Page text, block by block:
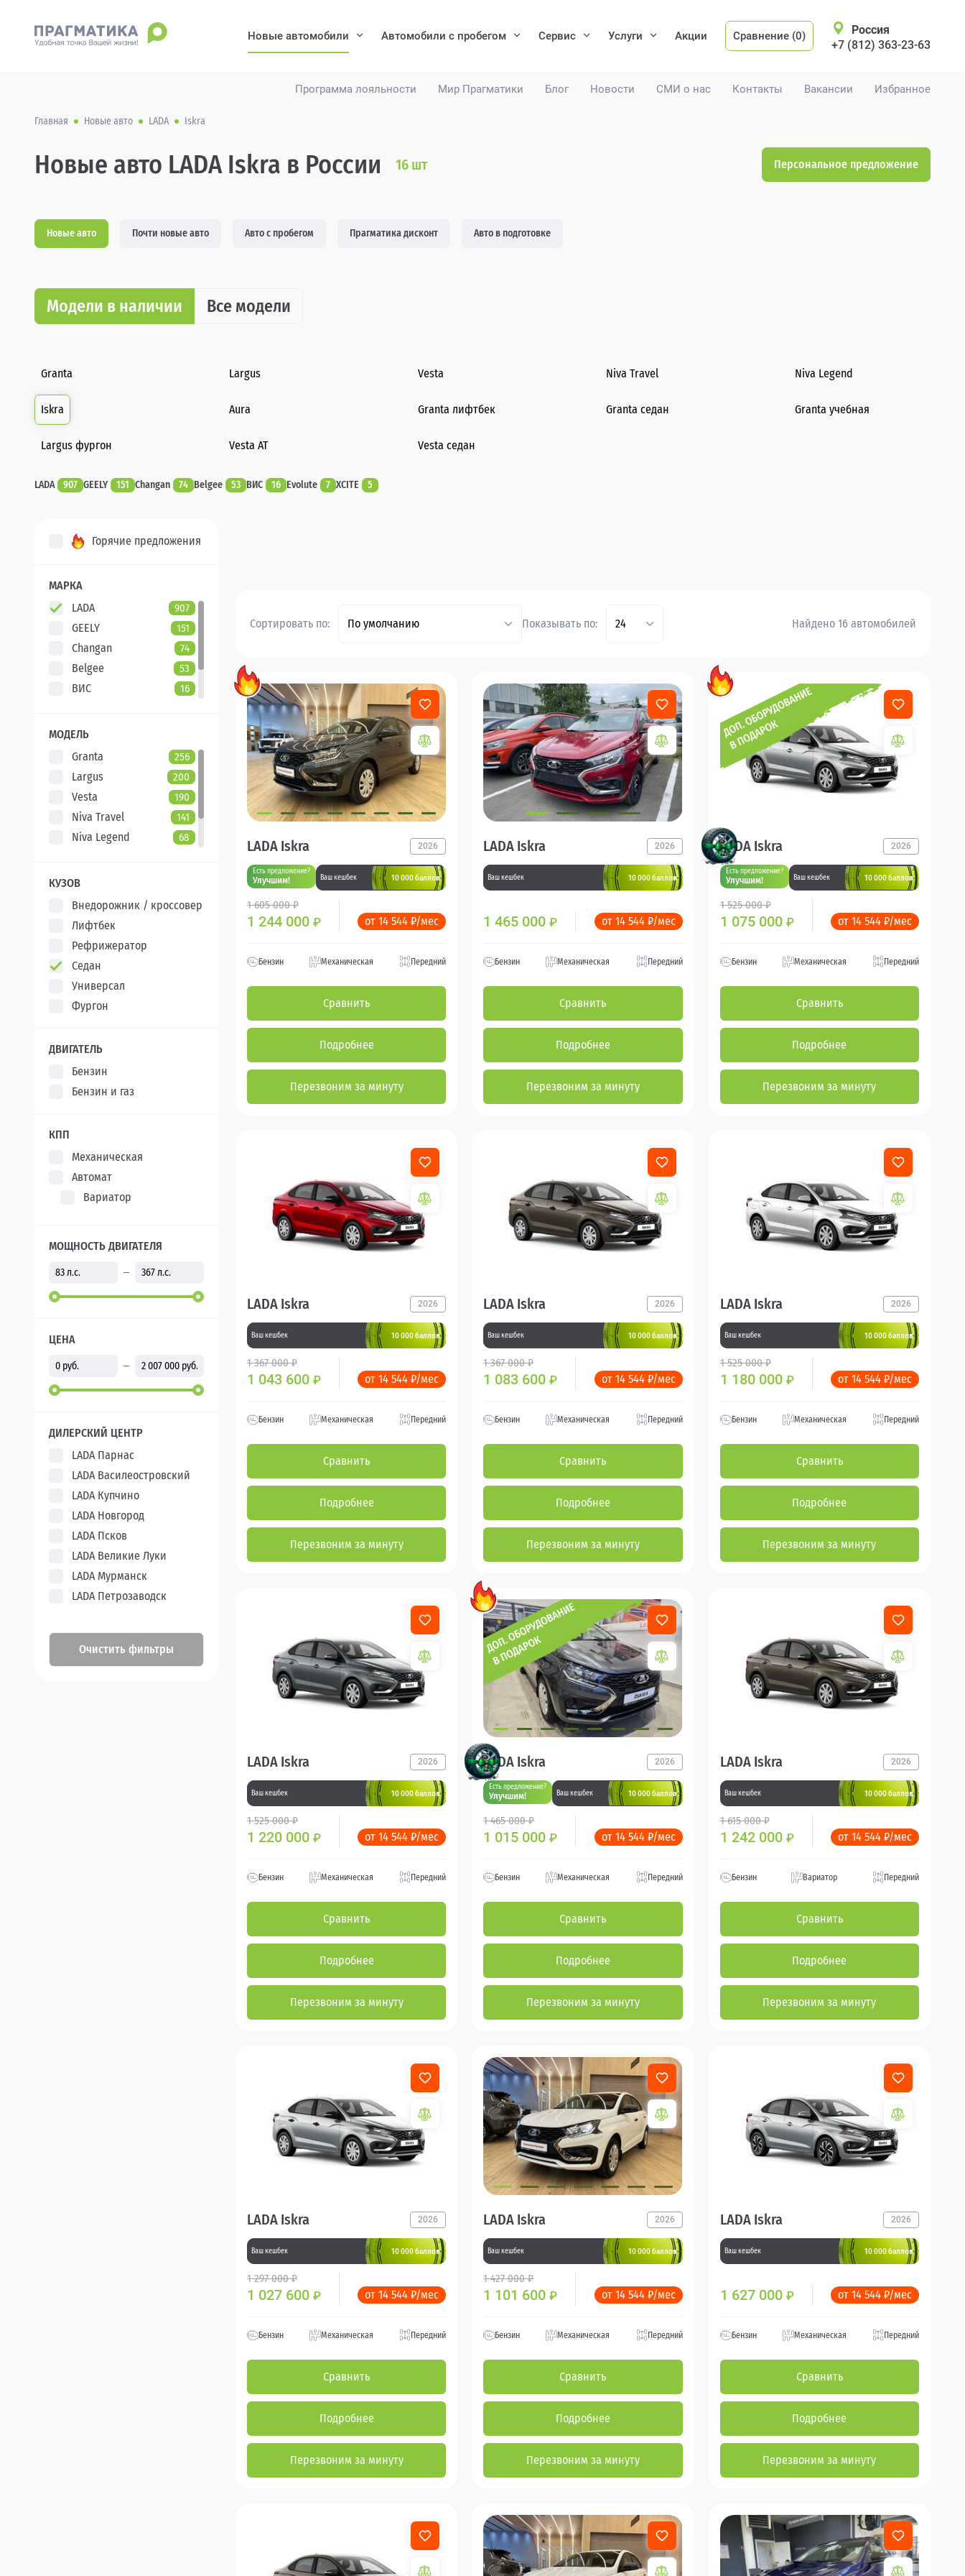
Программа лояльности Мир Прагматики Блог Новости СМИ о нас Контакты Вакансии Избранное
Новые автомобили Автомобили с пробегом Сервис Услуги Акции Сравнение (0)
Россия
+7 (812) 363-23-63
Главная Новые авто LADA Iskra
Новые авто LADA Iskra в России 16 шт Персональное предложение
Новые авто Почти новые авто Авто с пробегом Прагматика дисконт Авто в подготовке
Модели в наличии Все модели
Granta Largus Vesta Niva Travel Niva Legend
Iskra Aura Granta лифтбек Granta седан Granta учебная
Largus фургон Vesta AT Vesta седан
LADA 907 GEELY 151 Changan 74 Belgee 53 ВИС 16 Evolute 7 XCITE 5
Горячие предложения
МАРКА
LADA
907
GEELY 151
Changan 74
Belgee 53
ВИС 16
XCITE
МОДЕЛЬ
Granta
256
Largus 200
Vesta 190
Niva Travel 141
Niva Legend 68
Aura
КУЗОВ
Внедорожник / кроссовер
Лифтбек
Рефрижератор
Седан
Универсал
Фургон
ДВИГАТЕЛЬ
Бензин
Бензин и газ
КПП
Механическая
Автомат
Вариатор
МОЩНОСТЬ ДВИГАТЕЛЯ
ЦЕНА
ДИЛЕРСКИЙ ЦЕНТР
LADA Парнас
LADA Василеостровский
LADA Купчино
LADA Новгород
LADA Псков
LADA Великие Луки
LADA Мурманск
LADA Петрозаводск
Очистить фильтры
Сортировать по: По умолчанию Показывать по: 24 Найдено 16 автомобилей
LADA Iskra 2026
Есть предложение?
Улучшим! Ваш кешбек 10 000 баллов
1 605 000 ₽
1 244 000 ₽ от 14 544 ₽/мес
Бензин Механическая Передний
Сравнить
Подробнее
Перезвоним за минуту
LADA Iskra 2026
Ваш кешбек 10 000 баллов
1 465 000₽ от 14 544 ₽/мес
Бензин Механическая Передний
Сравнить
Подробнее
Перезвоним за минуту
LADA Iskra 2026
Есть предложение?
Улучшим! Ваш кешбек 10 000 баллов
1 525 000 ₽
1 075 000 ₽ от 14 544 ₽/мес
Бензин Механическая Передний
Сравнить
Подробнее
Перезвоним за минуту
LADA Iskra 2026
Ваш кешбек 10 000 баллов
1 367 000 ₽
1 043 600 ₽ от 14 544 ₽/мес
Бензин Механическая Передний
Сравнить
Подробнее
Перезвоним за минуту
LADA Iskra 2026
Ваш кешбек 10 000 баллов
1 367 000 ₽
1 083 600₽ от 14 544 ₽/мес
Бензин Механическая Передний
Сравнить
Подробнее
Перезвоним за минуту
LADA Iskra 2026
Ваш кешбек 10 000 баллов
1 525 000 ₽
1 180 000 ₽ от 14 544 ₽/мес
Бензин Механическая Передний
Сравнить
Подробнее
Перезвоним за минуту
LADA Iskra 2026
Ваш кешбек 10 000 баллов
1 525 000 ₽
1 220 000 ₽ от 14 544 ₽/мес
Бензин Механическая Передний
Сравнить
Подробнее
Перезвоним за минуту
LADA Iskra 2026
Есть предложение?
Улучшим! Ваш кешбек 10 000 баллов
1 465 000 ₽
1 015 000₽ от 14 544 ₽/мес
Бензин Механическая Передний
Сравнить
Подробнее
Перезвоним за минуту
LADA Iskra 2026
Ваш кешбек 10 000 баллов
1 615 000 ₽
1 242 000 ₽ от 14 544 ₽/мес
Бензин Вариатор Передний
Сравнить
Подробнее
Перезвоним за минуту
LADA Iskra 2026
Ваш кешбек 10 000 баллов
1 297 000 ₽
1 027 600 ₽ от 14 544 ₽/мес
Бензин Механическая Передний
Сравнить
Подробнее
Перезвоним за минуту
LADA Iskra 2026
Ваш кешбек 10 000 баллов
1 427 000 ₽
1 101 600₽ от 14 544 ₽/мес
Бензин Механическая Передний
Сравнить
Подробнее
Перезвоним за минуту
LADA Iskra 2026
Ваш кешбек 10 000 баллов
1 627 000 ₽ от 14 544 ₽/мес
Бензин Механическая Передний
Сравнить
Подробнее
Перезвоним за минуту